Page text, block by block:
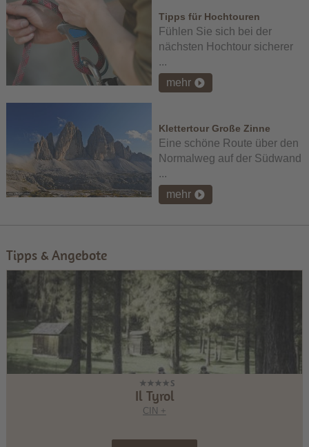
Tipps für Hochtouren
Fühlen Sie sich bei der
nächsten Hochtour sicherer
...
mehr
Klettertour Große Zinne
Eine schöne Route über den
Normalweg auf der Südwand
...
mehr
Tipps & Angebote
Il Tyrol
CIN +